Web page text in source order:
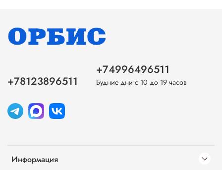
Информация
+78123896511
+74996496511
Будние дни с 10 до 19 часов